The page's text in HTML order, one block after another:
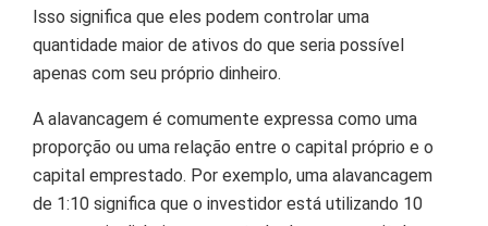
Isso significa que eles podem controlar uma
quantidade maior de ativos do que seria possível
apenas com seu próprio dinheiro.
A alavancagem é comumente expressa como uma
proporção ou uma relação entre o capital próprio e o
capital emprestado. Por exemplo, uma alavancagem
de 1:10 significa que o investidor está utilizando 10